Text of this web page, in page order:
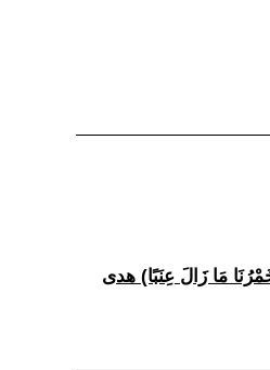
مَا زَالَ عِنَبًا) هدى